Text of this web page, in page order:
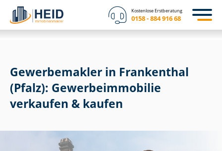
Kostenlose Erstberatung
0158 - 884 916 68
Gewerbemakler in Frankenthal
(Pfalz): Ge­wer­be­im­mo­bi­lie
verkaufen & kaufen